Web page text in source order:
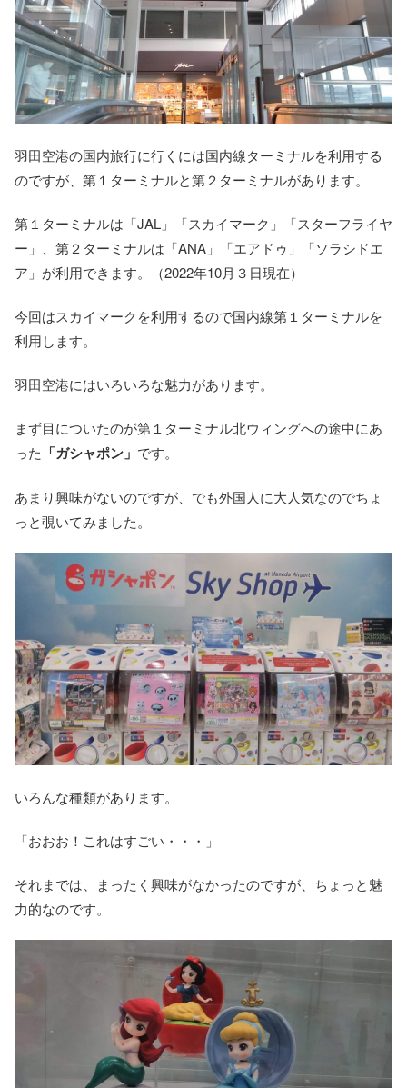
羽田空港の国内旅行に行くには国内線ターミナルを利用する
のですが、第１ターミナルと第２ターミナルがあります。
第１ターミナルは「JAL」「スカイマーク」「スターフライヤ
ー」、第２ターミナルは「ANA」「エアドゥ」「ソラシドエ
ア」が利用できます。（2022年10月３日現在）
今回はスカイマークを利用するので国内線第１ターミナルを
利用します。
羽田空港にはいろいろな魅力があります。
まず目についたのが第１ターミナル北ウィングへの途中にあ
った 「ガシャポン」 です。
あまり興味がないのですが、でも外国人に大人気なのでちょ
っと覗いてみました。
いろんな種類があります。
「おおお！これはすごい・・・」
それまでは、まったく興味がなかったのですが、ちょっと魅
力的なのです。